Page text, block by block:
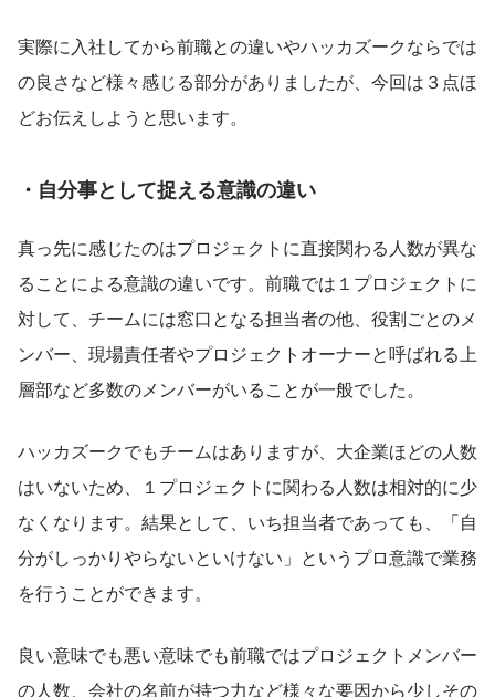
実際に入社してから前職との違いやハッカズークならでは
の良さなど様々感じる部分がありましたが、今回は３点ほ
どお伝えしようと思います。
・自分事として捉える意識の違い
真っ先に感じたのはプロジェクトに直接関わる人数が異な
ることによる意識の違いです。前職では１プロジェクトに
対して、チームには窓口となる担当者の他、役割ごとのメ
ンバー、現場責任者やプロジェクトオーナーと呼ばれる上
層部など多数のメンバーがいることが一般でした。
ハッカズークでもチームはありますが、大企業ほどの人数
はいないため、１プロジェクトに関わる人数は相対的に少
なくなります。結果として、いち担当者であっても、「自
分がしっかりやらないといけない」というプロ意識で業務
を行うことができます。
良い意味でも悪い意味でも前職ではプロジェクトメンバー
の人数、会社の名前が持つ力など様々な要因から少しその